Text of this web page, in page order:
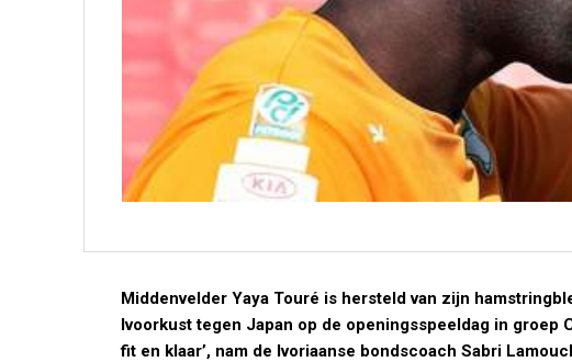
Middenvelder Yaya Touré is hersteld van zijn
Ivoorkust tegen Japan op de openingsspeeldag in groep
fit en klaar’, nam de Ivoriaanse bondscoach Sabri